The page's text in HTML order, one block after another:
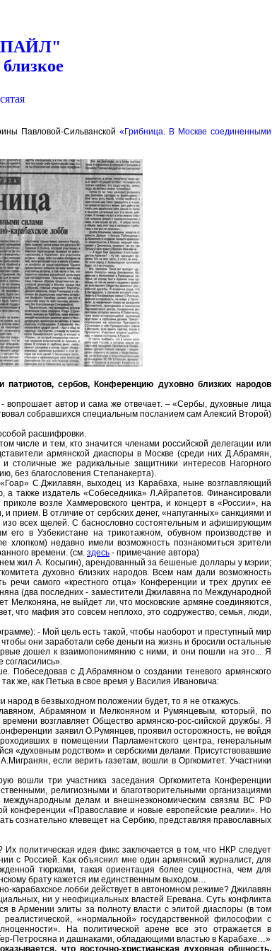
Павловой-Сильванской «Грибница. В Москве соединенными
сербов, Конференцию духовно близких народов
вопрошает автор и сама же отвечает. – «Сербы, духовные лица
собравшихся специальным посланием сам Алексий Второй)
расшифровки.
числе и тем, кто значится членами российской делегации или
армянской диаспоры в Москве (среди них Д.Абрамян,
столичные же радикальные защитники интересов Нагорного
без благословения Степанакерта).
С.Джилавян, выходец из Карабаха, ныне возглавляющий
также издатель «Собеседника» Л.Айрапетов. Финансировали
возле Хаммеровского центра, и концерт в «России», на
В отличие от сербских денег, «напуганных» санкциями и
изо всех щелей. С баснословно состоятельным и афиширующим
в Узбекистане на трикотажном, обувном производстве и
хлопком) недавно имели возможность познакомиться зрители
времени. (см. здесь - примечание автора)
нем жил A. Косыгин), арендованный за бешеные доллары у мэрии;
духовно близких народов. Всем нам дали возможность
речи самого «крестного отца» Конференции и трех других ее
(два последних - заместители Джилавяна по Международной
не выйдет ли, что московские армяне соединяются,
что мафия это совсем неплохо, это содружество, семья, люди,
- Мой цель есть такой, чтобы наоборот и преступный мир
они заработали себе деньги на жизнь и бросили остальные
дошел к взаимопонимянию с ними, и они пошли на это... Я
согласились».
с Д.Абрамяном о создании теневого армянского
же, как Петька в свое время у Василия Ивановича:
народ в безвыходном положении будет, то я не откажусь.
Абрамяном и Мелконяном и Румянцевым, который, по
возглавляет Общество армянско-рос-сийской дружбы. Я
заявил О.Румянцев, проявил осторожность, не войдя
в помещении Парламентского центра, генеральным
«духовным родством» и сербскими делами. Присутствовавшие
если верить газетам, вошли в Оргкомитет. Участники
вошли три участника заседания Оргкомитета Конференции
религиозными и благотворительными организациями
делам и внешнеэкономическим связям ВС РФ
конференции «Православие и новые европейские реалии». Но
сознательно клевещет на Сербию, представляя православных
политическая идея фикс заключается в том, что НКР следует
с Россией. Как объяснил мне один армянский журналист, для
тюрками, такая ориентация более сущностна, чем для
брату кажется им единственным выходом…
карабахское лобби действует в автономном режиме? Джилавян
ни у неофициальных властей Еревана. Суть конфликта
в Армении элиты за полноту власти с элитой диаспоры (в том
«нормальной» государственной философии с
На политической арене все это отражается в
Петросяна и дашнаками, обладающими властью в Карабахе…»
что восточно-христианская духовная общность,